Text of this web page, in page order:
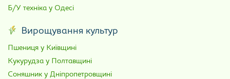
Б/У техніка у Одесі
Вирощування культур
Пшениця у Київщині
Кукурудза у Полтавщині
Соняшник у Дніпропетровщині